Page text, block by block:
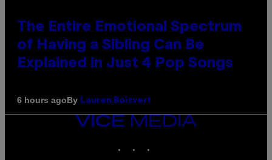
The Entire Emotional Spectrum
of Having a Sibling Can Be
Explained in Just 4 Pop Songs
6 hours agoBy Lauren Boisvert
VICE
MEDIA